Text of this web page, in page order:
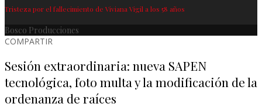
Tristeza por el fallecimiento de Viviana Vigil a los 58 años
Bosco Producciones
COMPARTIR
Sesión extraordinaria: nueva SAPEN
tecnológica, foto multa y la modificación de la
ordenanza de raíces